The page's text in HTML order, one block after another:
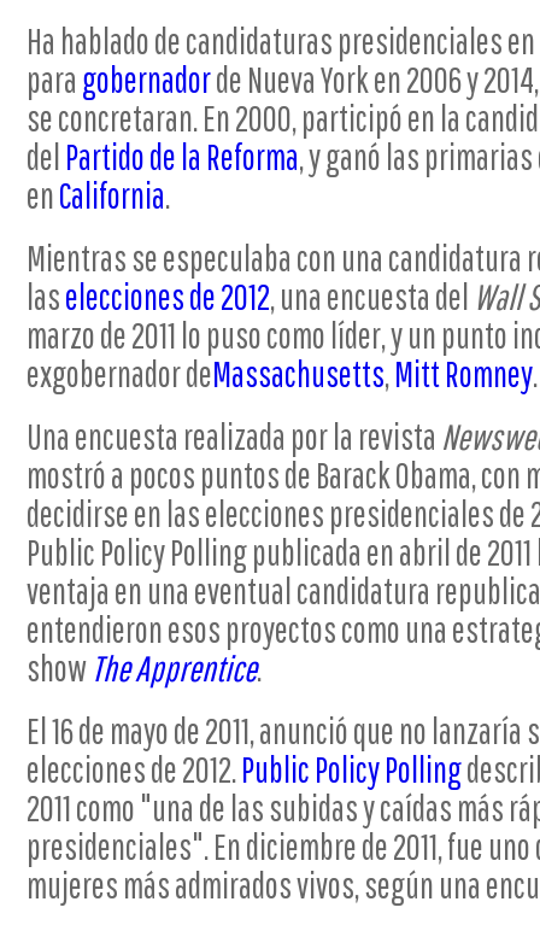
Ha hablado de candidaturas presidenciales en
para gobernadorde Nueva York en 2006 y
se concretaran. En 2000, participó en la
del Partido de la Reforma, y ganó las
enCalifornia.
Mientras se especulaba con una candidatura
laselecciones de 2012, una encuesta del Wall
marzo de 2011 lo puso como líder, y un punto
exgobernador deMassachusetts,Mitt Romney.
Una encuesta realizada por la revista
mostró a pocos puntos de Barack Obama,
decidirse en las elecciones presidenciales de
Public Policy Polling publicada en abril de
ventaja en una eventual candidatura
entendieron esos proyectos como una
show The Apprentice.
El 16 de mayo de 2011, anunció que no
elecciones de 2012.Public Policy Polling
2011 como "una de las subidas y caídas más
presidenciales". En diciembre de 2011, fue
mujeres más admirados vivos, según una